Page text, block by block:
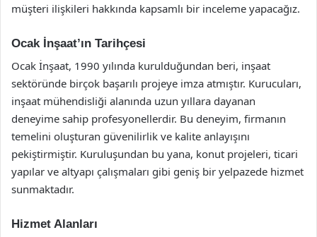
müşteri ilişkileri hakkında kapsamlı bir inceleme yapacağız.
Ocak İnşaat’ın Tarihçesi
Ocak İnşaat, 1990 yılında kurulduğundan beri, inşaat
sektöründe birçok başarılı projeye imza atmıştır. Kurucuları,
inşaat mühendisliği alanında uzun yıllara dayanan
deneyime sahip profesyonellerdir. Bu deneyim, firmanın
temelini oluşturan güvenilirlik ve kalite anlayışını
pekiştirmiştir. Kuruluşundan bu yana, konut projeleri, ticari
yapılar ve altyapı çalışmaları gibi geniş bir yelpazede hizmet
sunmaktadır.
Hizmet Alanları